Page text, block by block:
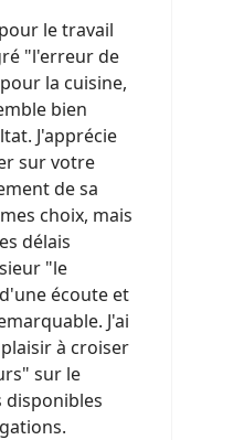
le travail
"l'erreur de
la cuisine,
bien
J'apprécie
sur votre
de sa
choix, mais
délais
"le
écoute et
J'ai
à croiser
sur le
disponibles